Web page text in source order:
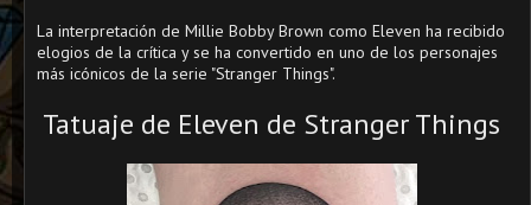
La interpretación de Millie Bobby Brown como Eleven ha recibido
elogios de la crítica y se ha convertido en uno de los personajes
más icónicos de la serie "Stranger Things".
Tatuaje de Eleven de Stranger Things